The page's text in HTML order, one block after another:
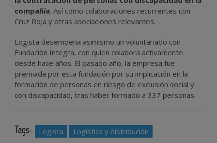
compañía. Así como colaboraciones recurrentes con
Cruz Roja y otras asociaciones relevantes.
Logista desempeña asimismo un voluntariado con
Fundación Integra, con quien colabora activamente
desde hace años. El pasado año, la empresa fue
premiada por esta fundación por su implicación en la
formación de personas en riesgo de exclusión social y
con discapacidad, tras haber formado a 337 personas.
Tags: Logista Logística y distribución